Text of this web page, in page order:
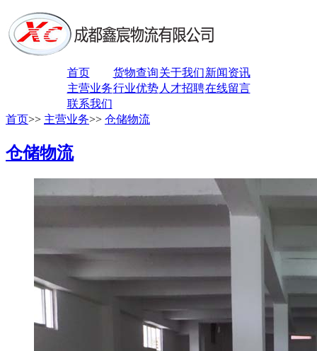
首页 货物查询关于我们新闻资讯
主营业务行业优势 人才招聘在线留言
联系我们
首页>> 主营业务>> 仓储物流
仓储物流